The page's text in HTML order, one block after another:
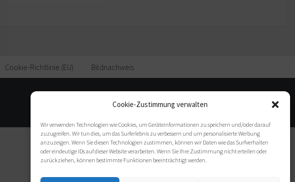
Cookie-Zustimmung verwalten
Wir verwenden Technologien wie Cookies, um Geräteinformationen zu speichern und/oder darauf
zuzugreifen. Wir tun dies, um das Surferlebnis zu verbessern und um personalisierte Werbung
anzuzeigen. Wenn Sie diesen Technologien zustimmen, können wir Daten wie das Surfverhalten
oder eindeutige IDs auf dieser Website verarbeiten. Wenn Sie Ihre Zustimmung nicht erteilen oder
zurückziehen, können bestimmte Funktionen beeinträchtigt werden.
Cookie-Richtlinie (EU) Bildnachweis